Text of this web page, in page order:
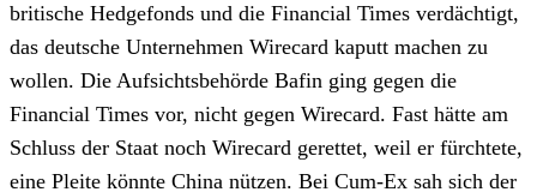
britische Hedgefonds und die Financial Times verdächtigt,
das deutsche Unternehmen Wirecard kaputt machen zu
wollen. Die Aufsichtsbehörde Bafin ging gegen die
Financial Times vor, nicht gegen Wirecard. Fast hätte am
Schluss der Staat noch Wirecard gerettet, weil er fürchtete,
eine Pleite könnte China nützen. Bei Cum-Ex sah sich der